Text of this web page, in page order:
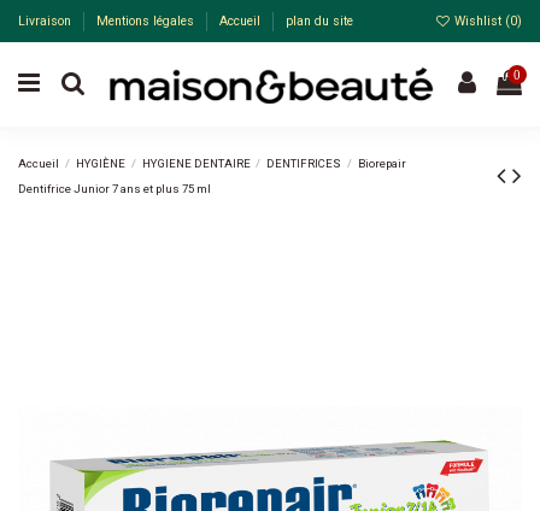
Livraison Mentions légales Accueil plan du site Wishlist (0)
0
Accueil HYGIÈNE HYGIENE DENTAIRE DENTIFRICES
Biorepair
Dentifrice Junior 7 ans et plus 75 ml